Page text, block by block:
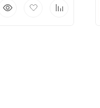
БыстрыйДобавитьДобавить